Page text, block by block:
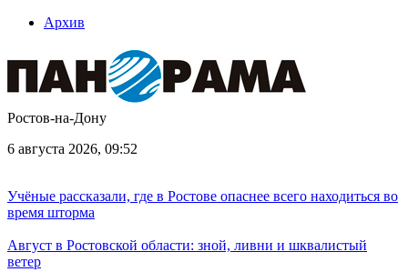
Архив
Ростов-на-Дону
6 августа 2026, 09:52
Учёные рассказали, где в Ростове опаснее всего находиться во
время шторма
Август в Ростовской области: зной, ливни и шквалистый
ветер